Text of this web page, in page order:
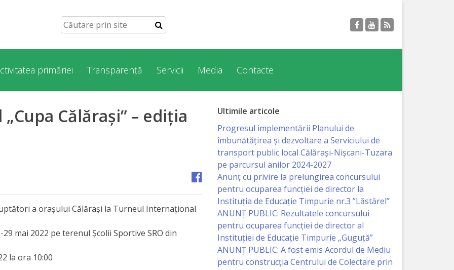
primăriei Transparență Servicii Media Contacte
Călăraşi” – ediţia
a oraşului Călăraşi la Turneul Internaţional
mai 2022 pe terenul Şcolii Sportive SRO din
la ora 10:00
Ultimile articole
Progresul implementării Planului de
îmbunătățirea și dezvoltare a Serviciului de
transport public local Călărași-Nișcani-Tuzara
pe parcursul anilor 2024-2027
Anunț cu privire la prelungirea concursului
pentru ocuparea funcţiei de director la
Instituția de Educație Timpurie nr.3 ”Lăstărel”
ANUNȚ PUBLIC: Rezultatele concursului
pentru ocuparea funcției de director al
Instituției de Educație Timpurie „Guguță”
ANUNȚ PUBLIC: A fost emis Acordul de Mediu
pentru construcția Centrului de Colectare prin